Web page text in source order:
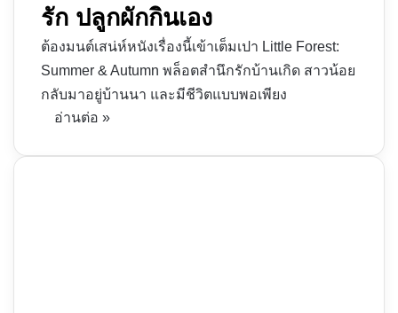
รัก ปลูกผักกินเอง
ต้องมนต์เสน่ห์หนังเรื่องนี้เข้าเต็มเปา Little Forest:
Summer & Autumn พล็อตสำนึกรักบ้านเกิด สาวน้อย
กลับมาอยู่บ้านนา และมีชีวิตแบบพอเพียง
อ่านต่อ »